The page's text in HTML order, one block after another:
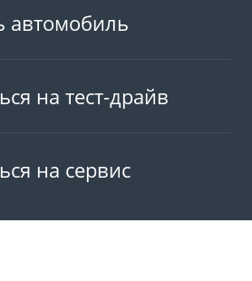
автомобиль
на тест-драйв
на сервис